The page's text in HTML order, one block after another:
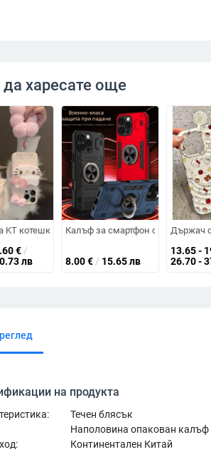
харесате още
котешки калъф за iPhone със силиконова
€ /
лв
Калъф за смартфон с пръстен
8.00€ / 15.65 лв
Държач
13.65 -
26.70 -
на продукта
Течен блясък
Наполовина опакован калъф
Континентален Китай